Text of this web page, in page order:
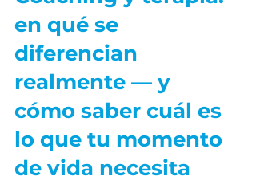
Coaching
Coaching y terapia:
en qué se
diferencian
realmente — y
cómo saber cuál es